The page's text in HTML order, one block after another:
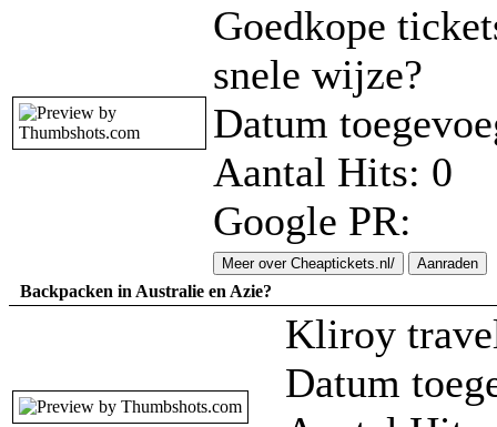
Goedkope
snele wijze?
Datum
Aantal Hits: 0
Google PR:
Meer over Cheaptickets.nl/ Aanraden
Backpacken in Australie en Azie?
Kliroy
Datum